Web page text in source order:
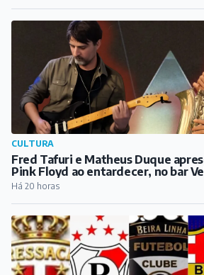
CULTURA
Fred Tafuri e Matheus Duque
Pink Floyd ao entardecer, no bar
Há 20 horas